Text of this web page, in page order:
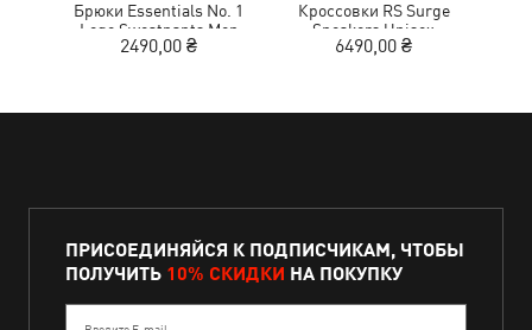
Брюки Essentials No. 1
Logo Sweatpants Men
2490,00 ₴
Кроссовки RS Surge
Sneakers Unisex
6490,00 ₴
ПРИСОЕДИНЯЙСЯ К ПОДПИСЧИКАМ, ЧТОБЫ
ПОЛУЧИТЬ 10% СКИДКИ НА ПОКУПКУ